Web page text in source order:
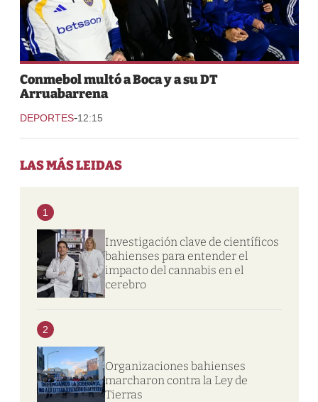
Conmebol multó a Boca y a su DT
Arruabarrena
DEPORTES-12:15
LAS MÁS LEIDAS
1
Investigación clave de científicos
bahienses para entender el
impacto del cannabis en el
cerebro
2
Organizaciones bahienses
marcharon contra la Ley de
Tierras